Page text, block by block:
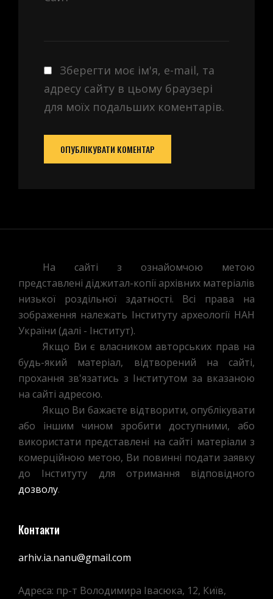
Зберегти моє ім'я, e-mail, та
адресу сайту в цьому браузері
для моїх подальших коментарів.
На сайті з ознайомчою метою
представлені діджитал-копії архівних матеріалів
низької роздільної здатності. Всі права на
зображення належать Інституту археології НАН
України (далі - Інститут).
Якщо Ви є власником авторських прав на
будь-який матеріал, відтворений на сайті,
прохання зв'язатись з Інститутом за вказаною
на сайті адресою.
Якщо Ви бажаєте відтворити, опублікувати
або іншим чином зробити доступними, або
використати представлені на сайті матеріали з
комерційною метою, Ви повинні подати заявку
до Інституту для отримання відповідного
дозволу.
Контакти
arhiv.ia.nanu@gmail.com
Адреса: пр-т Володимира Івасюка, 12, Київ,